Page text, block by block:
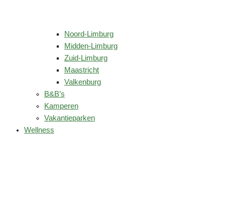
Noord-Limburg
Midden-Limburg
Zuid-Limburg
Maastricht
Valkenburg
B&B’s
Kamperen
Vakantieparken
Wellness